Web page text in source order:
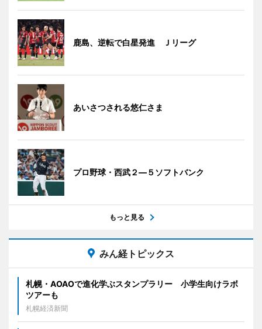
鹿島、逆転で白星発進 Ｊリーグ
あいさつされる悠仁さま
プロ野球・西武２―５ソフトバンク
もっと見る
みん経トピックス
札幌・AOAOで進化学ぶスタンプラリー 小学生向けラボ
ツアーも
札幌経済新聞